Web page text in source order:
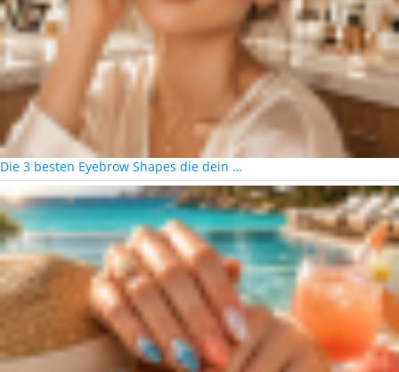
Die 3 besten Eyebrow Shapes die dein …